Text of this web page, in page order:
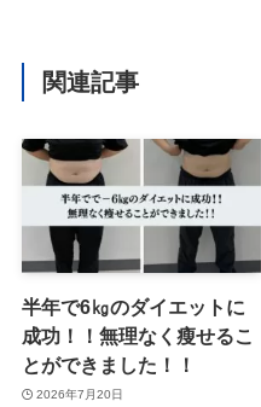
関連記事
半年で6㎏のダイエットに
成功！！無理なく瘦せるこ
とができました！！
2026年7月20日